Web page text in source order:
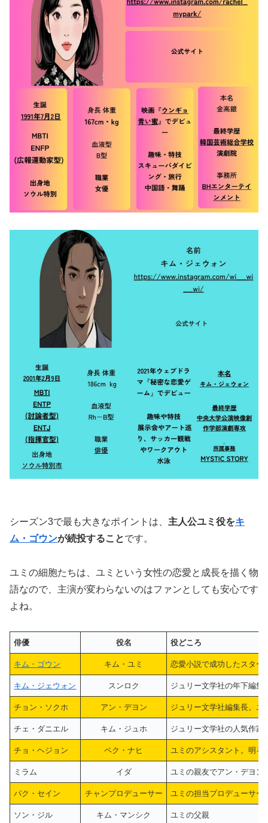
シーズン3で最も大きなポイントは、 主人公ユミ役をキ
ム・ゴウンが続投することです。
ユミの細胞たちは、ユミという女性の恋愛と成長を描く物
語なので、主演が変わらないのはファンとしても安心です
よね。
俳優 役名 役どころ
キム・ゴウン キム・ユミ 恋愛小説で成功したスター
キム・ジェウォン スンロク ジュリー文学社の年下編集
チョン・ソクホ アン・デヨン ジュリー文学社編集長。ユ
チェ・ダニエル キム・ジュホ ジュリー文学社の人気作家
チョ・ヘジョン ペク・ナヒ ユミのアシスタント。明る
ミラム イダ ユミの親友でアン・デヨン
パク・セイン チャンプロデューサー ユミの担当プロデューサー
ソン・ジル キム・マンシク ユミの父親